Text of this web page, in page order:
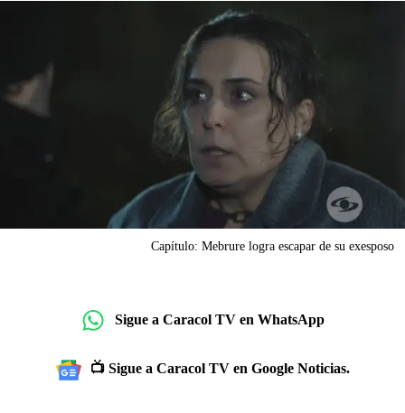
Capítulo: Mebrure logra escapar de su exesposo
Sigue a Caracol TV en WhatsApp
📺 Sigue a Caracol TV en Google Noticias.